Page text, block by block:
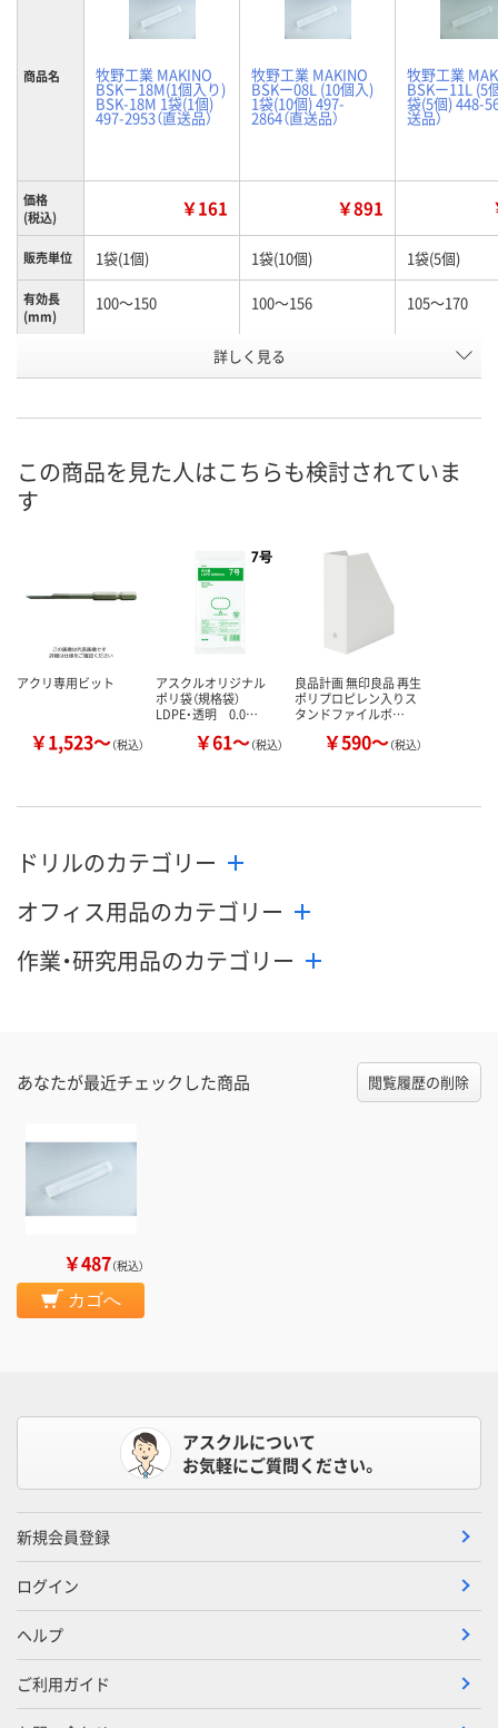
商品名 牧野工業 MAKINO
BSKー18M(1個入り)
BSK-18M 1袋(1個)
497-2953（直送品）
牧野工業 MAKINO
BSKー08L (10個入)
1袋(10個) 497-
2864（直送品）
牧野工業
BSKー11L (5
袋(5個) 448-
送品）
価格
(税込)
￥161 ￥891
販売単位 1袋(1個) 1袋(10個) 1袋(5個)
有効長
(mm)
100～150 100～156 105～170
N261156 K960603
カゴへ カゴへ
詳しく見る
この商品を見た人はこちらも検討されていま
す
アクリ専用ビット
￥1,523～（税込）
アスクルオリジナル
ポリ袋（規格袋）
LDPE・透明 0.0…
￥61～（税込）
良品計画 無印良品 再生
ポリプロピレン入りス
タンドファイルボ…
￥590～（税込）
ドリルのカテゴリー
オフィス用品のカテゴリー
作業・研究用品のカテゴリー
あなたが最近チェックした商品 閲覧履歴の削除
￥487（税込）
カゴへ
アスクルについて
お気軽にご質問ください。
新規会員登録
ログイン
ヘルプ
ご利用ガイド